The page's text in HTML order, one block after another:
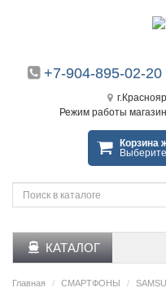
+7-904-895-02-20
Режим работы
Корзина
КАТАЛОГ
Главная СМАРТФОНЫ